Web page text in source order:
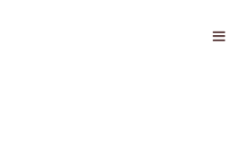
“Divinas divas” de